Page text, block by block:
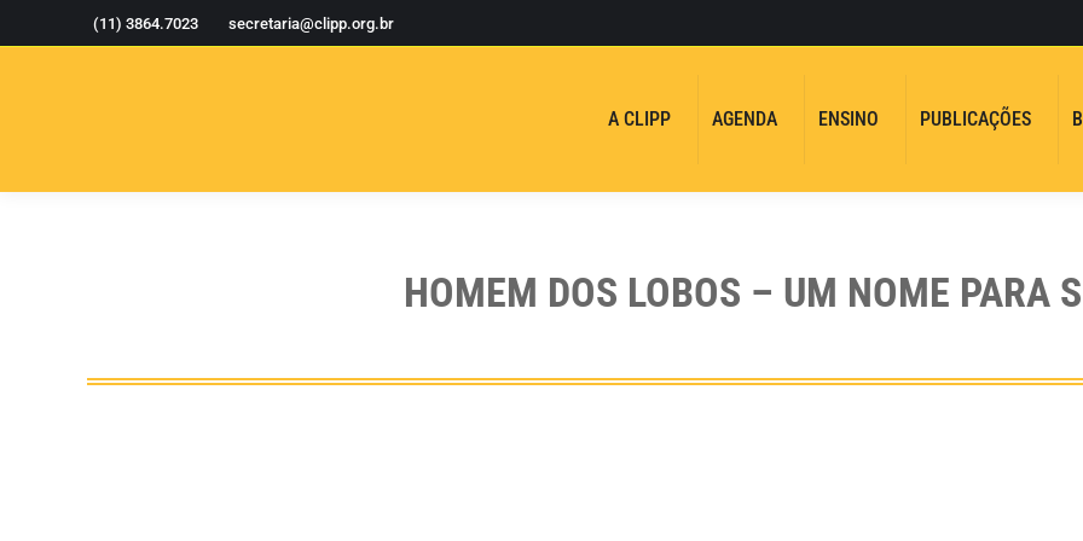
(11) 3864.7023 secretaria@clipp.org.br
A CLIPP AGENDA ENSINO PUBLICAÇÕES
HOMEM DOS LOBOS – UM NOME PARA